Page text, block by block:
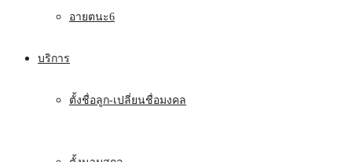
อายตนะ6
บริการ
ตั้งชื่อลูก-เปลี่ยนชื่อมงคล